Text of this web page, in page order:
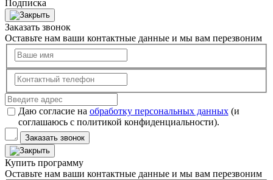
Подписка
Заказать звонок
Оставьте нам ваши контактные данные и мы вам перезвоним
Даю согласие на обработку персональных данных(и
соглашаюсь с политикой конфиденциальности).
Заказать звонок
Купить программу
Оставьте нам ваши контактные данные и мы вам перезвоним